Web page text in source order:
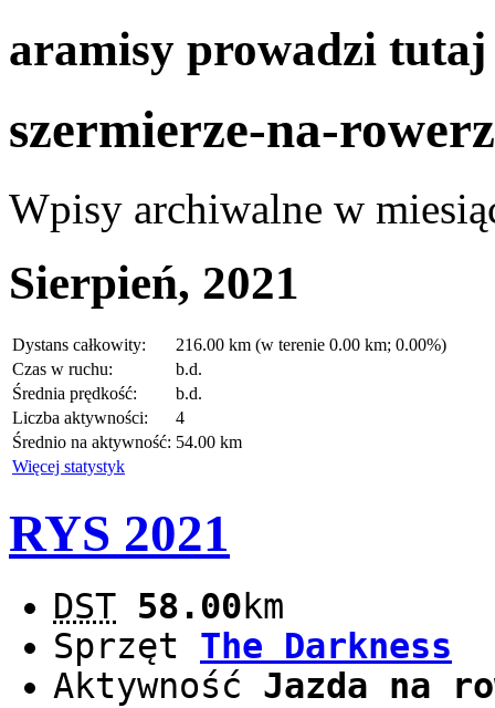
aramisy prowadzi
szermierze-na-
Wpisy archiwalne w
Sierpień, 2021
Dystans całkowity:
216.00 km (w terenie 0.00 km; 0.00%)
Czas w ruchu:
b.d.
Średnia prędkość:
b.d.
Liczba aktywności:
4
Średnio na aktywność: 54.00 km
Więcej statystyk
RYS 2021
DST 58.00km
Sprzęt The Darkness
Aktywność Jazda na